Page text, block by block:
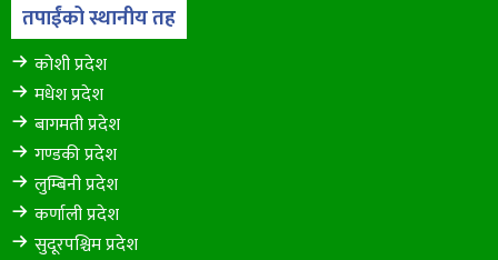
तपाईंको स्थानीय तह
कोशी प्रदेश
मधेश प्रदेश
बागमती प्रदेश
गण्डकी प्रदेश
लुम्बिनी प्रदेश
कर्णाली प्रदेश
सुदूरपश्चिम प्रदेश